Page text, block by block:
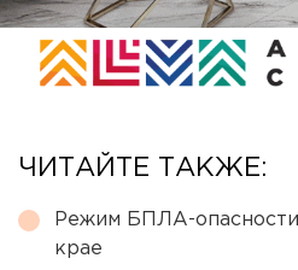
ЧИТАЙТЕ ТАКЖЕ:
Режим БПЛА-
крае